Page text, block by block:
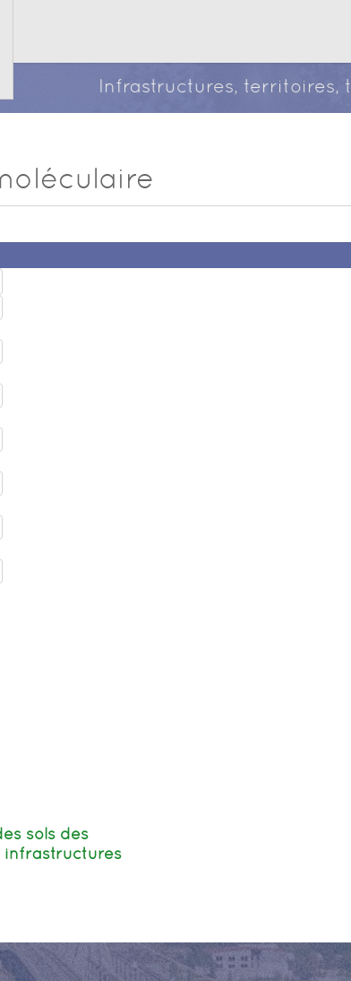
Infrastructures, territoires,
sols des
infrastructures